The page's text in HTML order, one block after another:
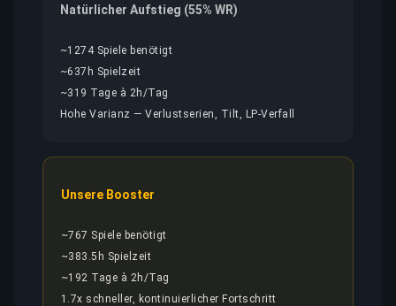
Natürlicher Aufstieg (55% WR)
~1274 Spiele benötigt
~637h Spielzeit
~319 Tage à 2h/Tag
Hohe Varianz — Verlustserien, Tilt, LP-Verfall
Unsere Booster
~767 Spiele benötigt
~383.5h Spielzeit
~192 Tage à 2h/Tag
1.7x schneller, kontinuierlicher Fortschritt